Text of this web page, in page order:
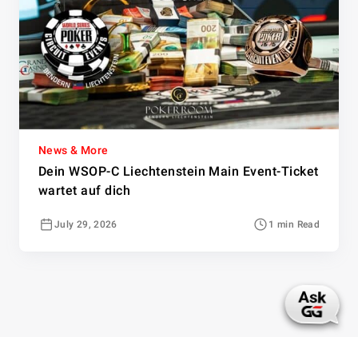
News & More
Dein WSOP-C Liechtenstein Main Event-Ticket
wartet auf dich
July 29, 2026 1 min Read